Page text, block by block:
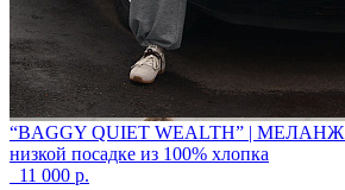
“BAGGY QUIET WEALTH” | МЕЛАНЖ
низкой посадке из 100% хлопка
11 000 р.